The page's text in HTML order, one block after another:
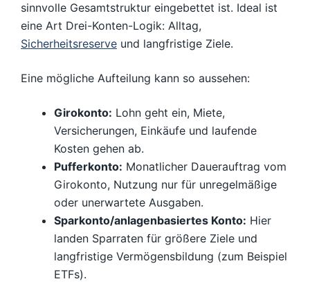
sinnvolle Gesamtstruktur eingebettet ist. Ideal ist
eine Art Drei-Konten-Logik: Alltag,
Sicherheitsreserve und langfristige Ziele.
Eine mögliche Aufteilung kann so aussehen:
Girokonto: Lohn geht ein, Miete,
Versicherungen, Einkäufe und laufende
Kosten gehen ab.
Pufferkonto: Monatlicher Dauerauftrag vom
Girokonto, Nutzung nur für unregelmäßige
oder unerwartete Ausgaben.
Sparkonto/anlagenbasiertes Konto: Hier
landen Sparraten für größere Ziele und
langfristige Vermögensbildung (zum Beispiel
ETFs).